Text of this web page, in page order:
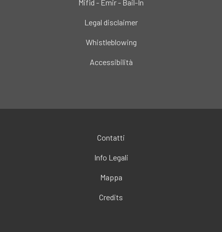
Mifid - Emir - Bail-In
Legal disclaimer
Whistleblowing
Accessibilità
Contatti
Info Legali
Mappa
Credits